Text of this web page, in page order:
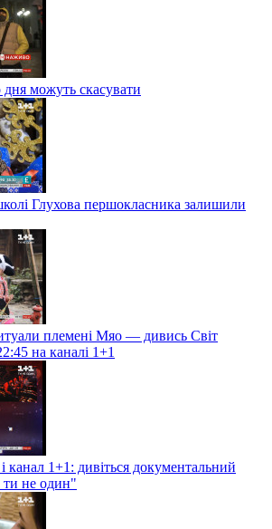
можуть скасувати
Глухова першокласника залишили
племені Мяо — дивись Світ
на каналі 1+1
канал 1+1: дивіться документальний
ти не один"